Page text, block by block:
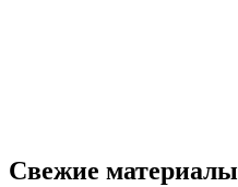
Свежие материалы